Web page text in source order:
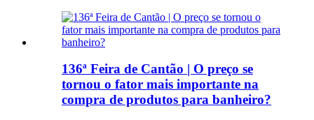
136ª Feira de Cantão | O preço se
tornou o fator mais importante na
compra de produtos para banheiro?